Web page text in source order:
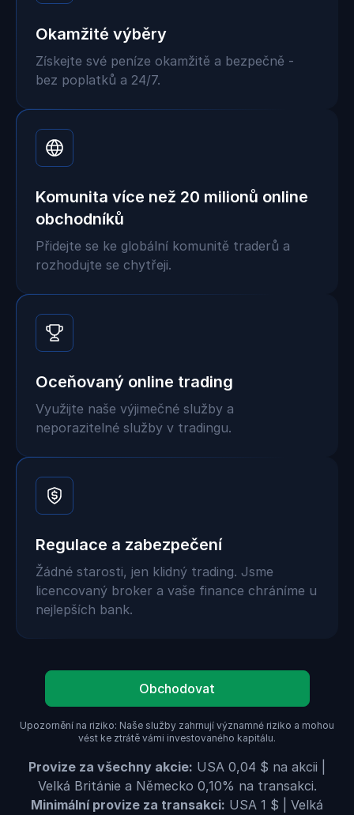
Okamžité výběry
Získejte své peníze okamžitě a bezpečně -
bez poplatků a 24/7.
Komunita více než 20 milionů online
obchodníků
Přidejte se ke globální komunitě traderů a
rozhodujte se chytřeji.
Oceňovaný online trading
Využijte naše výjimečné služby a
neporazitelné služby v tradingu.
Regulace a zabezpečení
Žádné starosti, jen klidný trading. Jsme
licencovaný broker a vaše finance chráníme u
nejlepších bank.
Obchodovat
Upozornění na riziko: Naše služby zahrnují významné riziko a mohou
vést ke ztrátě vámi investovaného kapitálu.
Provize za všechny akcie: USA 0,04 $ na akcii |
Velká Británie a Německo 0,10% na transakci.
Minimální provize za transakci: USA 1 $ | Velká